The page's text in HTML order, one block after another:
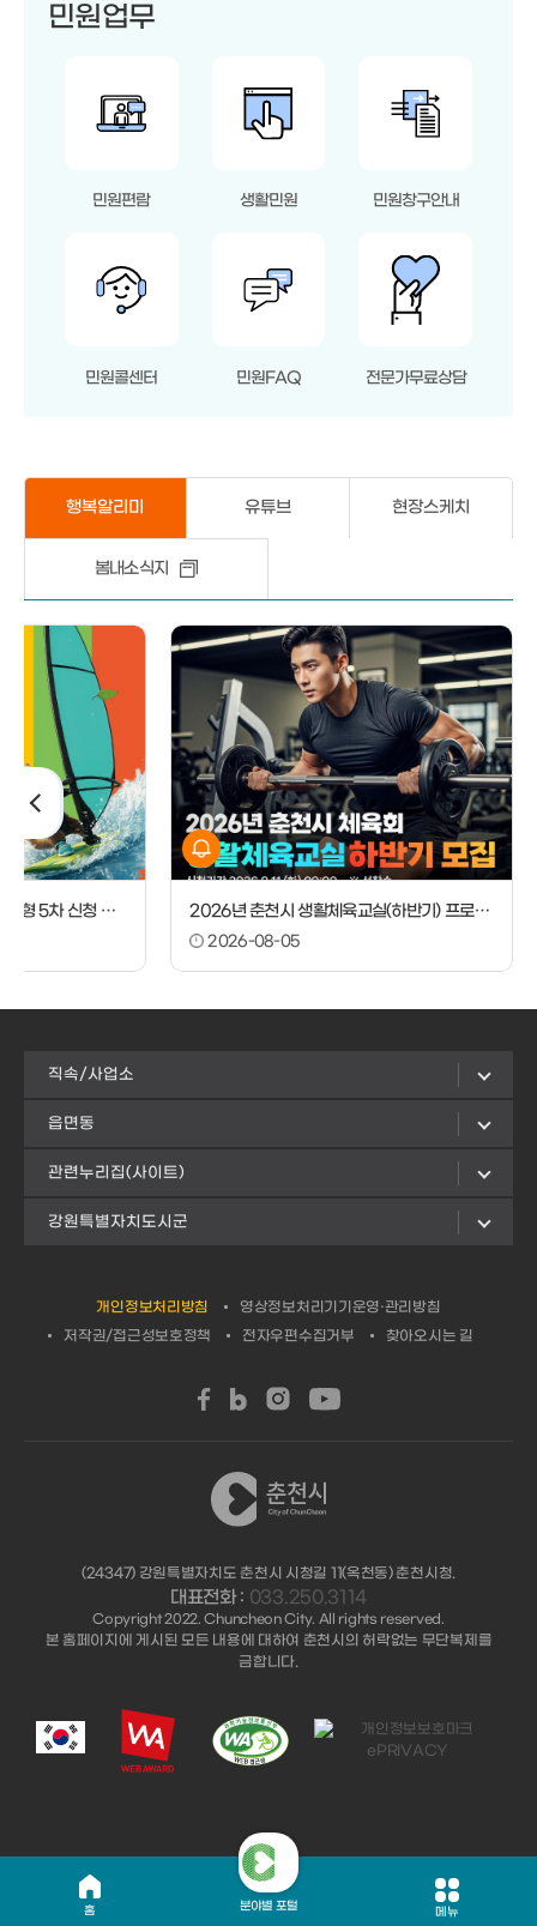
홈 분야별 포털 메뉴
민원업무
민원편람 생활민원 민원창구안내
민원콜센터 민원FAQ 전문가무료상담
행복알리미 유튜브 현장스케치
봄내소식지
2026 시민레저아카데미 강습형 5차 신청 안내 2026년 춘천시 생활체육교실(하반기) 프로그램 신청 안내
2026-08-05
직속/사업소
읍면동
관련누리집(사이트)
강원특별자치도시군
개인정보처리방침
영상정보처리기기운영·관리방침
저작권/접근성보호정책
전자우편수집거부 찾아오시는 길
(24347) 강원특별자치도 춘천시 시청길 11(옥천동) 춘천시청.
대표전화 : 033.250.3114
Copyright 2022. Chuncheon City. All rights reserved.
본 홈페이지에 게시된 모든 내용에 대하여 춘천시의 허락없는 무단복제를
금합니다.